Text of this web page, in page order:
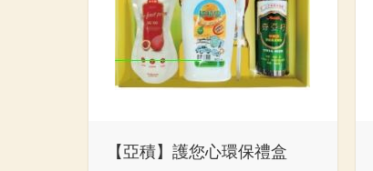
【亞積】護您心環保禮盒